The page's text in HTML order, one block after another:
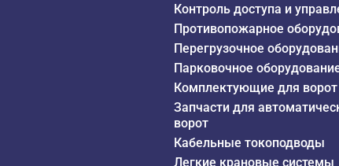
Контроль доступа и
Противопожарное
Перегрузочное
Парковочное
Комплектующие для ворот
Запчасти для
ворот
Кабельные токоподводы
Легкие крановые системы